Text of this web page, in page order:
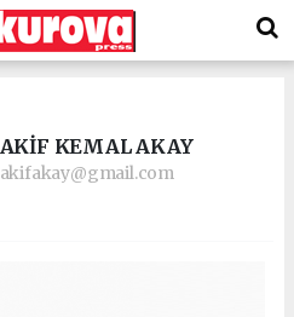
AKİF KEMAL AKAY
akifakay@gmail.com